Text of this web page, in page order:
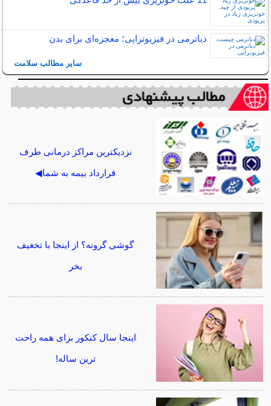
دیاترمی در فیزیوتراپی؛ معجزه‌ای برای بدن
سایر مطالب سلامت
نزدیکترین مراکز درمانی طرف
قرارداد بیمه به شما◀
گوشی گرونه؟ از اینجا با تخغیف
بخر
اینجا سال کنکور برای همه راحت
ترین ساله!